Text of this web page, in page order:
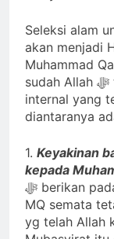
Seleksi alam
akan menjadi
Muhammad
sudah Allah ﷻ tetapkan dalam berbagai peristiwa
internal yang
diantaranya
1. Keyakinan
kepada
ﷻ berikan pada umat muslim bukan hanya untuk
MQ semata
yg telah Allah